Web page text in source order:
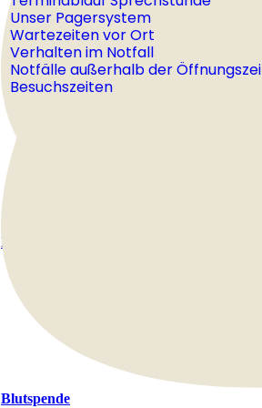
Unser Pagersystem
Wartezeiten vor Ort
Verhalten im Notfall
Notfälle außerhalb der
Besuchszeiten
Downloadbereich
Blutspende